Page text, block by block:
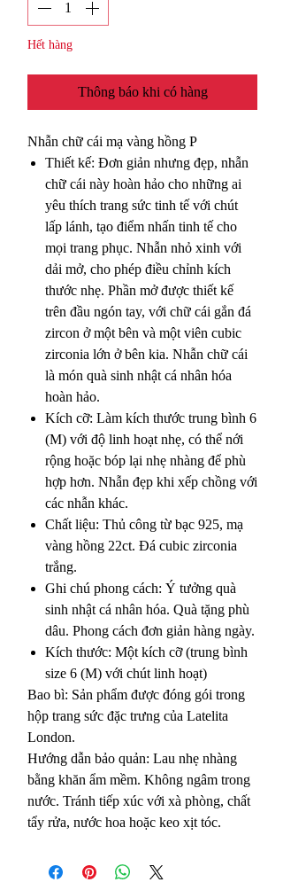
Hết hàng
Thông báo khi có hàng
Nhẫn chữ cái mạ vàng hồng P
Thiết kế: Đơn giản nhưng đẹp, nhẫn
chữ cái này hoàn hảo cho những ai
yêu thích trang sức tinh tế với chút
lấp lánh, tạo điểm nhấn tinh tế cho
mọi trang phục. Nhẫn nhỏ xinh với
dải mở, cho phép điều chỉnh kích
thước nhẹ. Phần mở được thiết kế
trên đầu ngón tay, với chữ cái gắn đá
zircon ở một bên và một viên cubic
zirconia lớn ở bên kia. Nhẫn chữ cái
là món quà sinh nhật cá nhân hóa
hoàn hảo.
Kích cỡ: Làm kích thước trung bình 6
(M) với độ linh hoạt nhẹ, có thể nới
rộng hoặc bóp lại nhẹ nhàng để phù
hợp hơn. Nhẫn đẹp khi xếp chồng với
các nhẫn khác.
Chất liệu: Thủ công từ bạc 925, mạ
vàng hồng 22ct. Đá cubic zirconia
trắng.
Ghi chú phong cách: Ý tưởng quà
sinh nhật cá nhân hóa. Quà tặng phù
dâu. Phong cách đơn giản hàng ngày.
Kích thước: Một kích cỡ (trung bình
size 6 (M) với chút linh hoạt)
Bao bì: Sản phẩm được đóng gói trong
hộp trang sức đặc trưng của Latelita
London.
Hướng dẫn bảo quản: Lau nhẹ nhàng
bằng khăn ẩm mềm. Không ngâm trong
nước. Tránh tiếp xúc với xà phòng, chất
tẩy rửa, nước hoa hoặc keo xịt tóc.